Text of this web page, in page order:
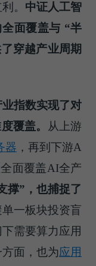
。 中证人工智
面覆盖与 “半
穿越产业周期
指数实现了对
覆盖。
从上游
器 ，再到下游A
面覆盖AI全产
撑”，也捕捉了
单一板块投资盲
需要算力应用
面，也为应用